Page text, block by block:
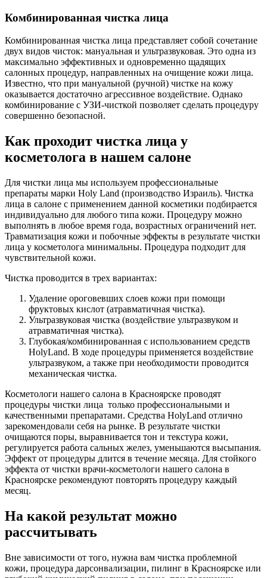
Комбинированная чистка лица
Комбинированная чистка лица представляет собой сочетание
двух видов чисток: мануальная и ультразвуковая. Это одна из
максимально эффективных и одновременно щадящих
салонных процедур, направленных на очищение кожи лица.
Известно, что при мануальной (ручной) чистке на кожу
оказывается достаточно агрессивное воздействие. Однако
комбинирование с УЗИ-чисткой позволяет сделать процедуру
совершенно безопасной.
Как проходит чистка лица у
косметолога в нашем салоне
Для чистки лица мы используем профессиональные
препараты марки Holy Land (производство Израиль). Чистка
лица в салоне с применением данной косметики подбирается
индивидуально для любого типа кожи. Процедуру можно
выполнять в любое время года, возрастных ограничений нет.
Травматизация кожи и побочные эффекты в результате чистки
лица у косметолога минимальны. Процедура подходит для
чувствительной кожи.
Чистка проводится в трех вариантах:
Удаление ороговевших слоев кожи при помощи
фруктовых кислот (атравматичная чистка).
Ультразвуковая чистка (воздействие ультразвуком и
атравматичная чистка).
Глубокая/комбинированная с использованием средств
HolyLand. В ходе процедуры применяется воздействие
ультразвуком, а также при необходимости проводится
механическая чистка.
Косметологи нашего салона в Красноярске проводят
процедуры чистки лица только профессиональными и
качественными препаратами. Средства HolyLand отлично
зарекомендовали себя на рынке. В результате чистки
очищаются поры, выравнивается тон и текстура кожи,
регулируется работа сальных желез, уменьшаются высыпания.
Эффект от процедуры длится в течение месяца. Для стойкого
эффекта от чистки врачи-косметологи нашего салона в
Красноярске рекомендуют повторять процедуру каждый
месяц.
На какой результат можно
рассчитывать
Вне зависимости от того, нужна вам чистка проблемной
кожи, процедура дарсонвализации, пилинг в Красноярске или